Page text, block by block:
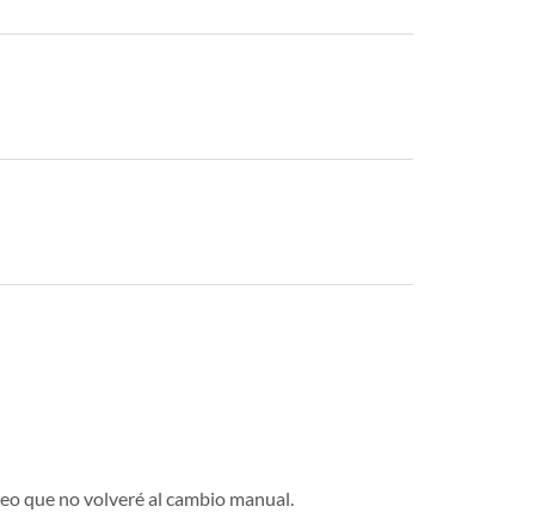
que no volveré al cambio manual.